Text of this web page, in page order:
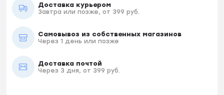
Доставка курьером
Завтра или позже, от 399 руб.
Самовывоз из собственных магазинов
Через 1 день или позже
Доставка почтой
Через 3 дня, от 399 руб.